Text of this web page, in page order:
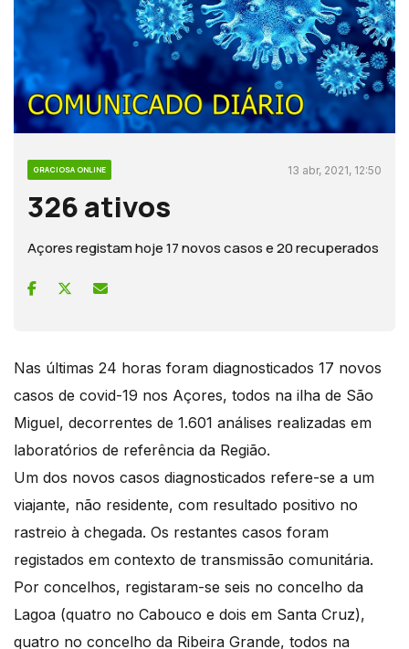
GRACIOSA ONLINE 13 abr, 2021, 12:50
326 ativos
Açores registam hoje 17 novos casos e 20 recuperados
Nas últimas 24 horas foram diagnosticados 17 novos
casos de covid-19 nos Açores, todos na ilha de São
Miguel, decorrentes de 1.601 análises realizadas em
laboratórios de referência da Região.
Um dos novos casos diagnosticados refere-se a um
viajante, não residente, com resultado positivo no
rastreio à chegada. Os restantes casos foram
registados em contexto de transmissão comunitária.
Por concelhos, registaram-se seis no concelho da
Lagoa (quatro no Cabouco e dois em Santa Cruz),
quatro no concelho da Ribeira Grande, todos na